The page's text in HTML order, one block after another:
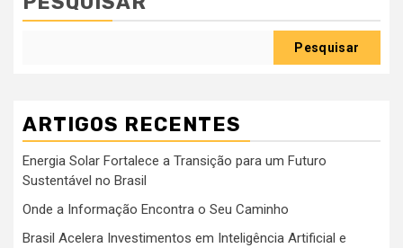
Pesquisar
ARTIGOS RECENTES
Energia Solar Fortalece a Transição para um Futuro
Sustentável no Brasil
Onde a Informação Encontra o Seu Caminho
Brasil Acelera Investimentos em Inteligência Artificial e